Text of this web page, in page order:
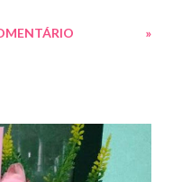
simultaneamente
e Aelin fizeram e,
do Príncipe, agora Rei
»